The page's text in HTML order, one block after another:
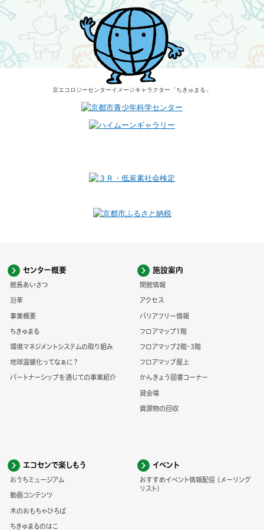
京エコロジーセンターイメージキャラクター 「ちきゅまる」
センター概要
館長あいさつ
沿革
事業概要
ちきゅまる
環境マネジメントシステムの取り組み
地球温暖化ってなぁに？
パートナーシップを通じての事業紹介
施設案内
開館情報
アクセス
バリアフリー情報
フロアマップ1階
フロアマップ2階・3階
フロアマップ屋上
かんきょう図書コーナー
貸会場
資源物の回収
エコセンで楽しもう
おうちミュージアム
動画コンテンツ
木のおもちゃひろば
ちきゅまるのはこ
イベント
おすすめイベント情報配信 (メーリング
リスト)